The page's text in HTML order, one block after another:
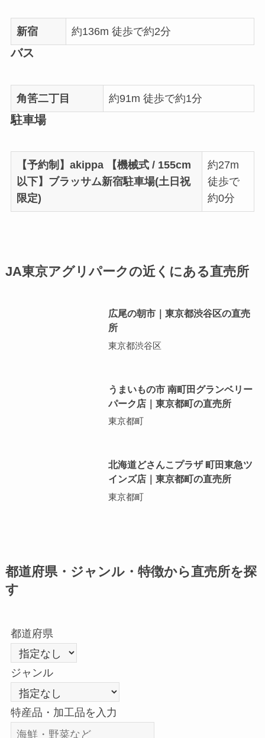
新宿 約136m 徒歩で約2分
バス
角筈二丁目 約91m 徒歩で約1分
駐車場
【予約制】akippa 【機械式 / 155cm
以下】ブラッサム新宿駐車場(土日祝
限定)
約27m
徒歩で
約0分
JA東京アグリパークの近くにある直売所
広尾の朝市｜東京都渋谷区の直売
所
東京都渋谷区
うまいもの市 南町田グランベリー
パーク店｜東京都町の直売所
東京都町
北海道どさんこプラザ 町田東急ツ
インズ店｜東京都町の直売所
東京都町
都道府県・ジャンル・特徴から直売所を探
す
都道府県
ジャンル
特産品・加工品を入力